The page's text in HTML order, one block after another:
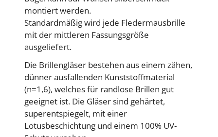
montiert werden.
Standardmäßig wird jede Fledermausbrille
mit der mittleren Fassungsgröße
ausgeliefert.
Die Brillengläser bestehen aus einem zähen,
dünner ausfallenden Kunststoffmaterial
(n=1,6), welches für randlose Brillen gut
geeignet ist. Die Gläser sind gehärtet,
superentspiegelt, mit einer
Lotusbeschichtung und einem 100% UV-